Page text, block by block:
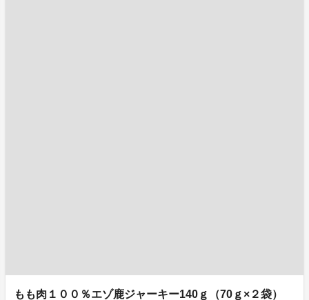
もも肉１００％エゾ鹿ジャーキー140ｇ（70ｇ×２袋）